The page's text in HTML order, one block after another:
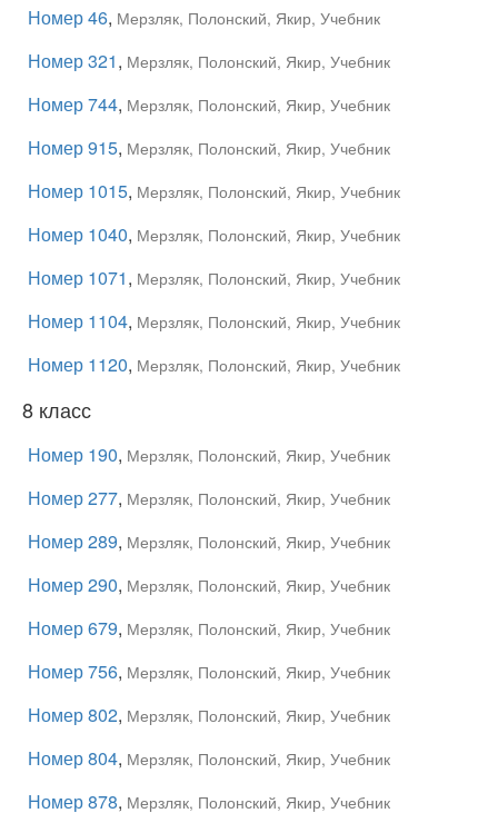
Номер 46, Мерзляк, Полонский, Якир, Учебник
Номер 321, Мерзляк, Полонский, Якир, Учебник
Номер 744, Мерзляк, Полонский, Якир, Учебник
Номер 915, Мерзляк, Полонский, Якир, Учебник
Номер 1015, Мерзляк, Полонский, Якир, Учебник
Номер 1040, Мерзляк, Полонский, Якир, Учебник
Номер 1071, Мерзляк, Полонский, Якир, Учебник
Номер 1104, Мерзляк, Полонский, Якир, Учебник
Номер 1120, Мерзляк, Полонский, Якир, Учебник
8 класс
Номер 190, Мерзляк, Полонский, Якир, Учебник
Номер 277, Мерзляк, Полонский, Якир, Учебник
Номер 289, Мерзляк, Полонский, Якир, Учебник
Номер 290, Мерзляк, Полонский, Якир, Учебник
Номер 679, Мерзляк, Полонский, Якир, Учебник
Номер 756, Мерзляк, Полонский, Якир, Учебник
Номер 802, Мерзляк, Полонский, Якир, Учебник
Номер 804, Мерзляк, Полонский, Якир, Учебник
Номер 878, Мерзляк, Полонский, Якир, Учебник